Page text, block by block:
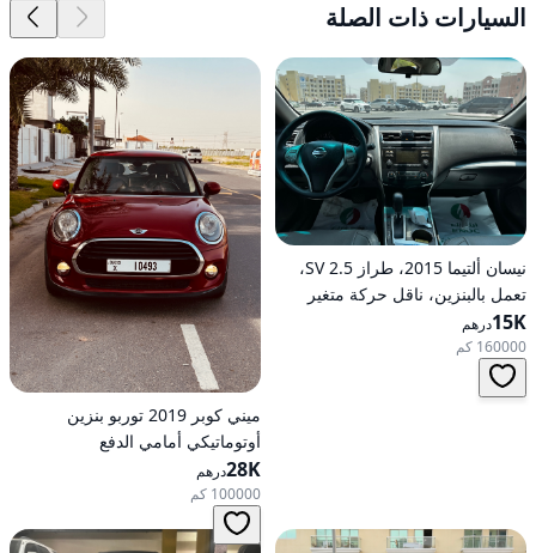
السيارات ذات الصلة
نيسان ألتيما 2015، طراز 2.5 SV،
تعمل بالبنزين، ناقل حركة متغير
مستمر (CVT)، دفع أمامي
15Kدرهم
160000 كم
ميني كوبر 2019 توربو بنزين
أوتوماتيكي أمامي الدفع
28Kدرهم
100000 كم